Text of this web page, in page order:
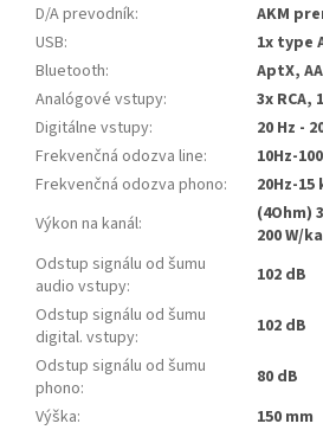
D/A prevodník:
AKM
USB:
1x type
Bluetooth:
AptX,
Analógové vstupy:
3x RCA,
Digitálne vstupy:
20 Hz -
Frekvenčná odozva line:
10Hz-
Frekvenčná odozva phono:
20Hz-15
Výkon na kanál:
(4Ohm)
200 W/
Odstup signálu od šumu
audio vstupy:
102 dB
Odstup signálu od šumu
digital. vstupy:
102 dB
Odstup signálu od šumu
phono:
80 dB
Výška:
150 mm